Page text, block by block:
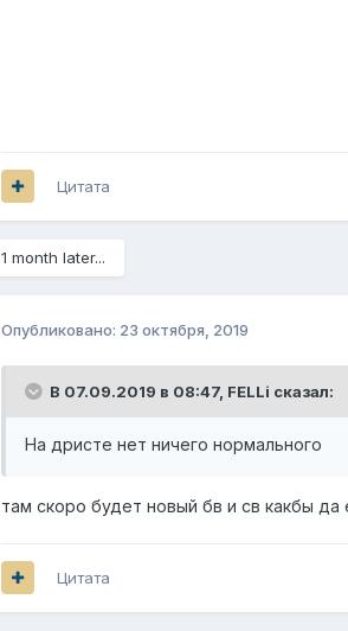
Цитата
1 month later...
Опубликовано: 23 октября, 2019
В 07.09.2019 в 08:47, FELLi сказал:
На дристе нет ничего нормального
там скоро будет новый бв и св какбы
Цитата